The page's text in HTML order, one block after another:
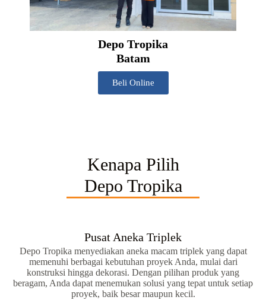
Depo Tropika
Batam
Beli Online
Kenapa Pilih
Depo Tropika
Pusat Aneka Triplek
Depo Tropika menyediakan aneka macam triplek yang dapat
memenuhi berbagai kebutuhan proyek Anda, mulai dari
konstruksi hingga dekorasi. Dengan pilihan produk yang
beragam, Anda dapat menemukan solusi yang tepat untuk setiap
proyek, baik besar maupun kecil.